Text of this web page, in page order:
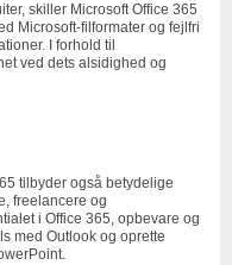
skiller Microsoft Office 365
Microsoft-filformater og fejlfri
I forhold til
ved dets alsidighed og
tilbyder også betydelige
freelancere og
i Office 365, opbevare og
med Outlook og oprette